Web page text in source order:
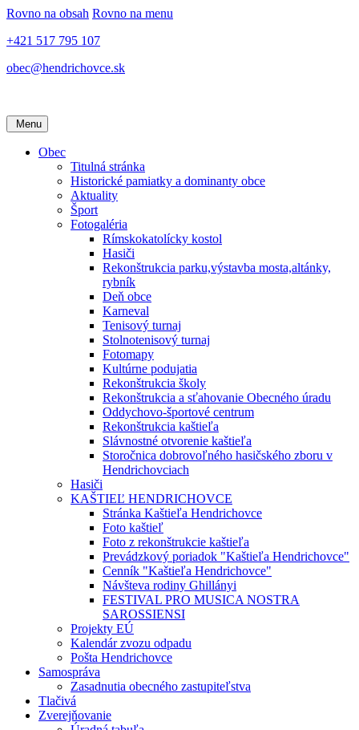
Rovno na obsah Rovno na menu
+421 517 795 107
obec@hendrichovce.sk
Menu
Obec
Titulná stránka
Historické pamiatky a dominanty obce
Aktuality
Šport
Fotogaléria
Rímskokatolícky kostol
Hasiči
Rekonštrukcia parku,výstavba mosta,altánky,
rybník
Deň obce
Karneval
Tenisový turnaj
Stolnotenisový turnaj
Fotomapy
Kultúrne podujatia
Rekonštrukcia školy
Rekonštrukcia a sťahovanie Obecného úradu
Oddychovo-športové centrum
Rekonštrukcia kaštieľa
Slávnostné otvorenie kaštieľa
Storočnica dobrovoľného hasičského zboru v
Hendrichovciach
Hasiči
KAŠTIEĽ HENDRICHOVCE
Stránka Kaštieľa Hendrichovce
Foto kaštieľ
Foto z rekonštrukcie kaštieľa
Prevádzkový poriadok "Kaštieľa Hendrichovce"
Cenník "Kaštieľa Hendrichovce"
Návšteva rodiny Ghillányi
FESTIVAL PRO MUSICA NOSTRA
SAROSSIENSI
Projekty EÚ
Kalendár zvozu odpadu
Pošta Hendrichovce
Samospráva
Zasadnutia obecného zastupiteľstva
Tlačivá
Zverejňovanie